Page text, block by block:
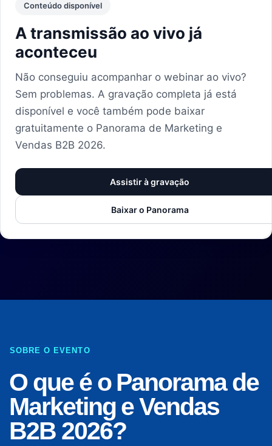
Conteúdo disponível
A transmissão ao vivo já
aconteceu
Não conseguiu acompanhar o webinar ao vivo?
Sem problemas. A gravação completa já está
disponível e você também pode baixar
gratuitamente o Panorama de Marketing e
Vendas B2B 2026.
Assistir à gravação
Baixar o Panorama
SOBRE O EVENTO
O que é o Panorama de
Marketing e Vendas
B2B 2026?